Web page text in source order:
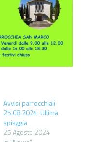
Avvisi parrocchiali
25.08.2024: Ultima
spiaggia
25 Agosto 2024